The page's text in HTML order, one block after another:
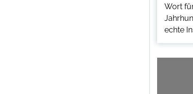
Wort
echte